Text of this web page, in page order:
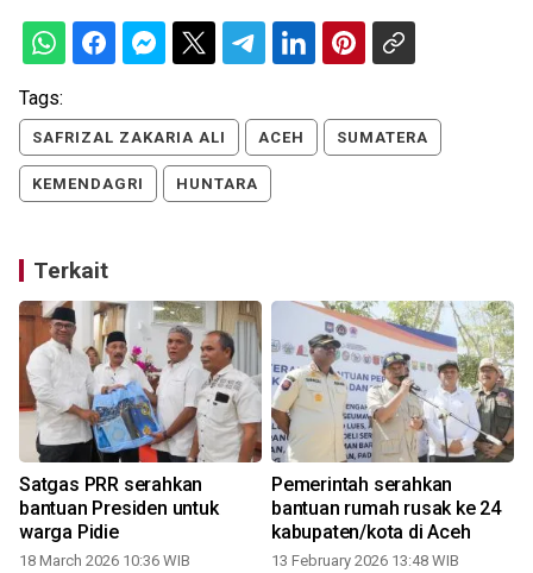
Tags:
SAFRIZAL ZAKARIA ALI ACEH SUMATERA
KEMENDAGRI HUNTARA
Terkait
Satgas PRR serahkan
bantuan Presiden untuk
warga Pidie
18 March 2026 10:36 WIB
Pemerintah serahkan
bantuan rumah rusak ke 24
kabupaten/kota di Aceh
13 February 2026 13:48 WIB